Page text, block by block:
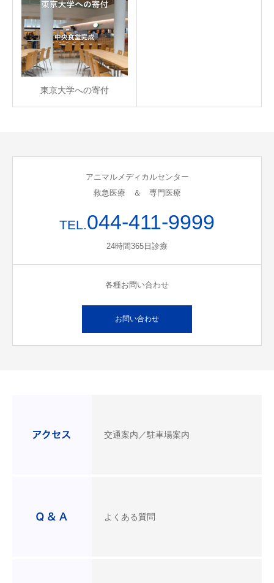
東京大学への寄付
アニマルメディカルセンター
救急医療 ＆ 専門医療
TEL.044-411-9999
24時間365日診療
各種お問い合わせ
お問い合わせ
交通案内／駐車場案内
よくある質問